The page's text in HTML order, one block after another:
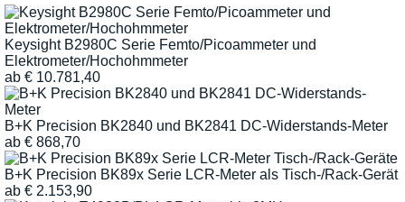
Keysight B2980C Serie Femto/Picoammeter und
Elektrometer/Hochohmmeter
ab € 10.781,40
B+K Precision BK2840 und BK2841 DC-Widerstands-Meter
ab € 868,70
B+K Precision BK89x Serie LCR-Meter als Tisch-/Rack-Gerät
ab € 2.153,90